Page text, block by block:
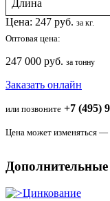
Длина
Цена: 247 руб. за кг.
Оптовая цена:
247 000 руб. за тонну
Заказать онлайн
или позвоните +7 (495)
Цена может изменяться —
Дополнительные